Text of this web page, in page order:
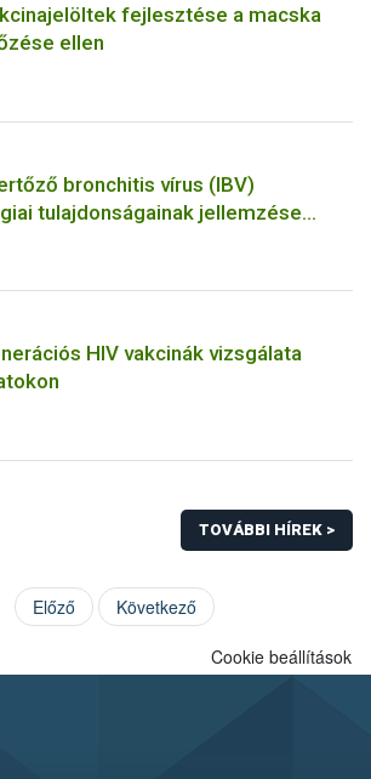
fejlesztése a macska
ellen
bronchitis vírus (IBV)
tulajdonságainak jellemzése
biológiai eszközökkel
HIV vakcinák vizsgálata
TOVÁBBI HÍREK >
Előző Következő
Cookie beállítások